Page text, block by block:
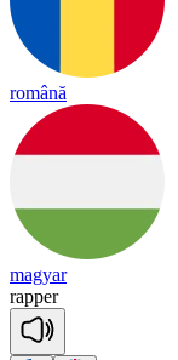
română
magyar
rapper